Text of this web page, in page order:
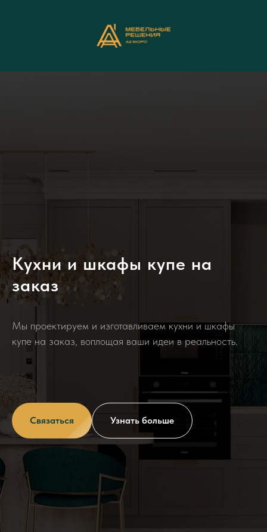
Кухни и шкафы купе на
заказ
Мы проектируем и изготавливаем кухни и шкафы
купе на заказ, воплощая ваши идеи в реальность.
Связаться Узнать больше